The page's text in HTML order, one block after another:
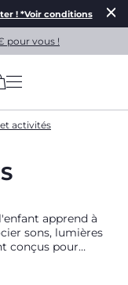
! *Voir conditions
pour vous !
(has more options
activités
sons, lumières
conçus pour